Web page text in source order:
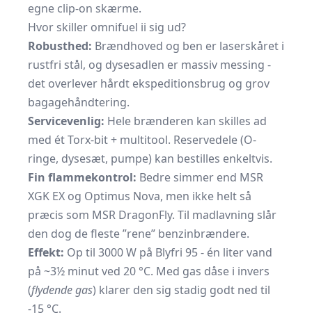
egne clip-on skærme.
Hvor skiller omnifuel ii sig ud?
Robusthed: Brændhoved og ben er laserskåret i
rustfri stål, og dysesadlen er massiv messing -
det overlever hårdt ekspeditionsbrug og grov
bagage­håndtering.
Servicevenlig: Hele brænderen kan skilles ad
med ét Torx-bit + multitool. Reservedele (O-
ringe, dysesæt, pumpe) kan bestilles enkeltvis.
Fin flamme­kontrol: Bedre simmer end MSR
XGK EX og Optimus Nova, men ikke helt så
præcis som MSR DragonFly. Til madlavning slår
den dog de fleste ”rene” benzinbrændere.
Effekt: Op til 3000 W på Blyfri 95 - én liter vand
på ~3½ minut ved 20 °C. Med gas dåse i invers
(flydende gas) klarer den sig stadig godt ned til
-15 °C.